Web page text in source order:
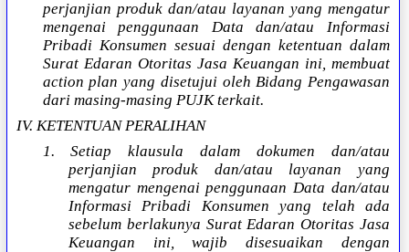
perjanjian produk dan/atau layanan yang mengatur
mengenai penggunaan Data dan/atau Informasi
Pribadi Konsumen sesuai dengan ketentuan dalam
Surat Edaran Otoritas Jasa Keuangan ini, membuat
action plan yang disetujui oleh Bidang Pengawasan
dari masing-masing PUJK terkait.
IV. KETENTUAN PERALIHAN
1. Setiap klausula dalam dokumen dan/atau
perjanjian produk dan/atau layanan yang
mengatur mengenai penggunaan Data dan/atau
Informasi Pribadi Konsumen yang telah ada
sebelum berlakunya Surat Edaran Otoritas Jasa
Keuangan ini, wajib disesuaikan dengan